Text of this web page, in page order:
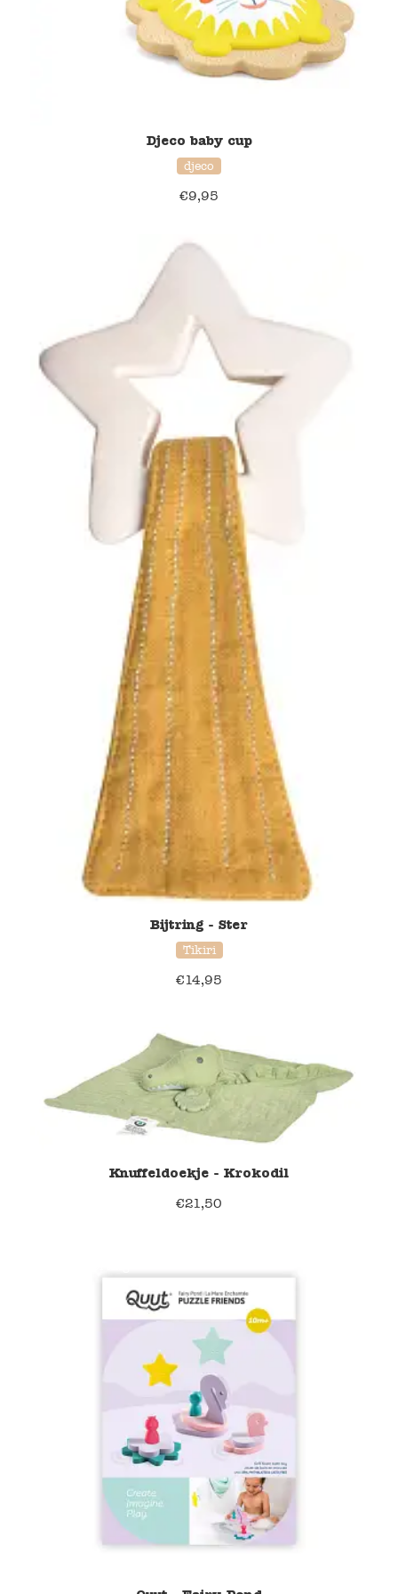
Djeco baby cup
djeco
€9,95
Bijtring - Ster
Tikiri
€14,95
Knuffeldoekje - Krokodil
€21,50